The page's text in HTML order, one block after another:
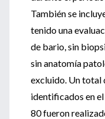
También se
tenido una
de bario, sin
sin anatomía
excluido. Un total
identificados en
80 fueron